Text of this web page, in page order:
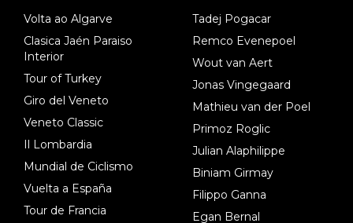
Volta ao Algarve
Clasica Jaén Paraiso
Interior
Tour of Turkey
Giro del Veneto
Veneto Classic
Il Lombardia
Mundial de Ciclismo
Vuelta a España
Tour de Francia
Tadej Pogacar
Remco Evenepoel
Wout van Aert
Jonas Vingegaard
Mathieu van der Poel
Primoz Roglic
Julian Alaphilippe
Biniam Girmay
Filippo Ganna
Egan Bernal